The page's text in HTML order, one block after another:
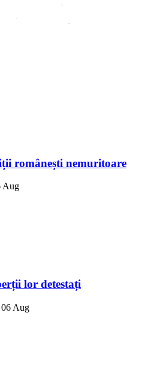
românești nemuritoare
Aug
lor detestați
Aug